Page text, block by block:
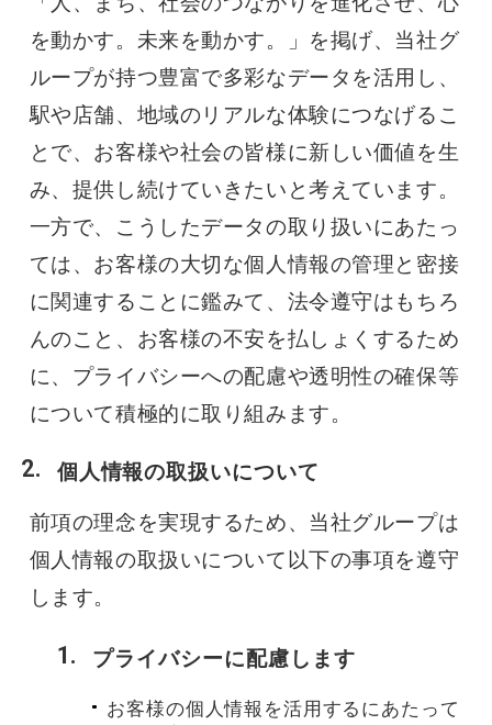
貸切バス
会社案内
安全安心への取組み
よくあるご質問
遅延証明書
を動かす。未来を動かす。」を掲げ、当社グ
ループが持つ豊富で多彩なデータを活用し、
駅や店舗、地域のリアルな体験につなげるこ
とで、お客様や社会の皆様に新しい価値を生
み、提供し続けていきたいと考えています。
一方で、こうしたデータの取り扱いにあたっ
ては、お客様の大切な個人情報の管理と密接
に関連することに鑑みて、法令遵守はもちろ
んのこと、お客様の不安を払しょくするため
に、プライバシーへの配慮や透明性の確保等
について積極的に取り組みます。
個人情報の取扱いについて
前項の理念を実現するため、当社グループは
個人情報の取扱いについて以下の事項を遵守
します。
プライバシーに配慮します
お客様の個人情報を活用するにあたって